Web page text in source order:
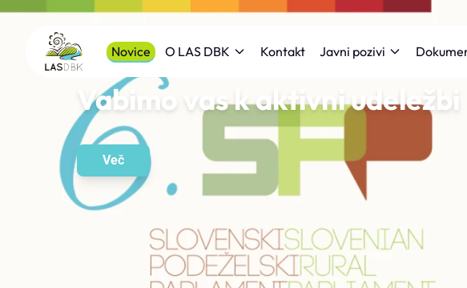
Vabimo vas k aktivni udeležbi
Več
Novice O LAS DBK Kontakt Javni pozivi